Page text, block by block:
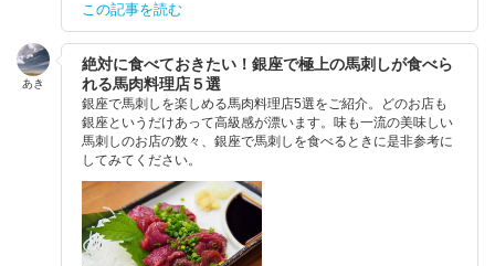
この記事を読む
あき
絶対に食べておきたい！銀座で極上の馬刺しが食べら
れる馬肉料理店５選
銀座で馬刺しを楽しめる馬肉料理店5選をご紹介。どのお店も
銀座というだけあって高級感が漂います。味も一流の美味しい
馬刺しのお店の数々、銀座で馬刺しを食べるときに是非参考に
してみてください。